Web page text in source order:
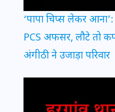
‘पापा चिप्स लेकर
PCS अफसर, लौटे तो
अंगीठी ने उजाड़ा परिवार